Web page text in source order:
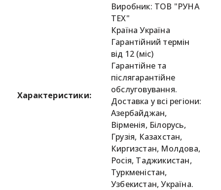
Характеристики:
Виробник: ТОВ "РУНА
ТЕХ"
Країна Україна
Гарантійний термін
від 12 (міс)
Гарантійне та
післягарантійне
обслуговування.
Доставка у всі регіони:
Азербайджан,
Вірменія, Білорусь,
Грузія, Казахстан,
Киргизстан, Молдова,
Росія, Таджикистан,
Туркменістан,
Узбекистан, Україна.